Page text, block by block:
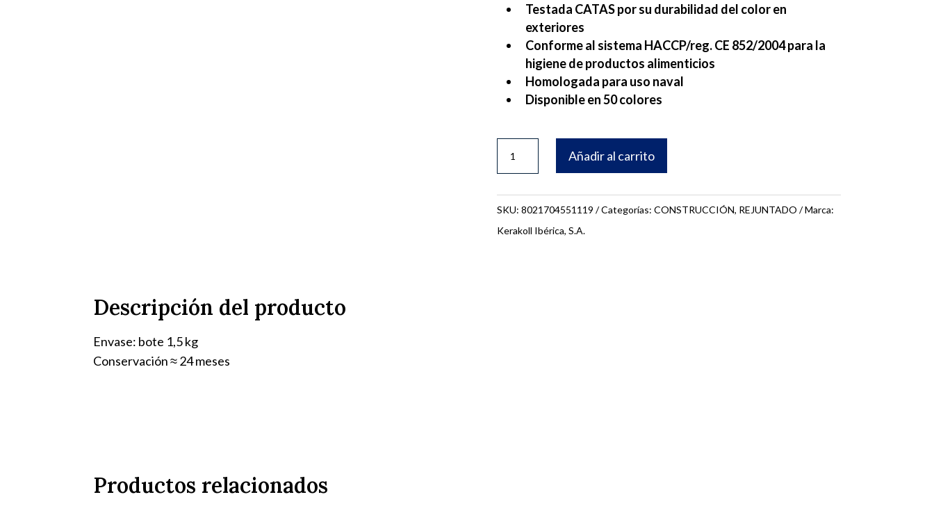
Testada CATAS por su durabilidad del color en
exteriores
Conforme al sistema HACCP/reg. CE 852/2004 para la
higiene de productos alimenticios
Homologada para uso naval
Disponible en 50 colores
010
1,5Kg.
Añadir al carrito
SKU: 8021704551119 Categorías: CONSTRUCCIÓN, REJUNTADO
Marca:
Kerakoll Ibérica, S.A.
Descripción del producto
Envase: bote 1,5 kg
Conservación ≈ 24 meses
Productos relacionados